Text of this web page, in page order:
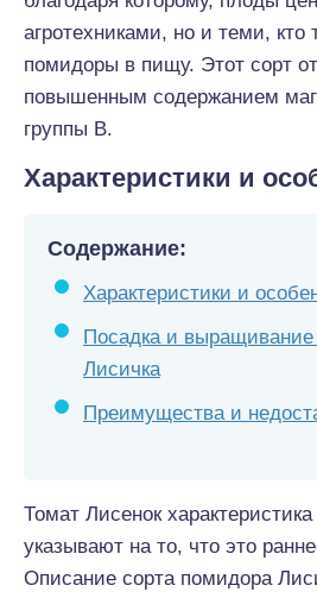
агротехниками, но и теми, кто
помидоры в пищу. Этот сорт
повышенным содержанием
группы В.
Характеристики и
Содержание:
Характеристики и
Посадка и выращивание
Лисичка
Преимущества и
Томат Лисенок
указывают на то, что это
Описание сорта помидора